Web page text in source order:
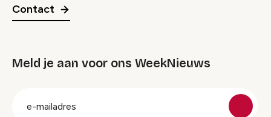
Contact
Meld je aan voor ons WeekNieuws